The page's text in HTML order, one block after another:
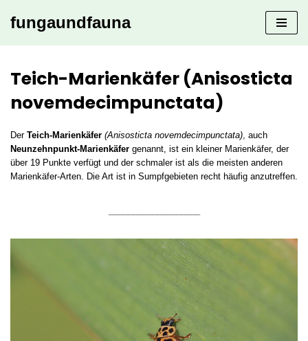
fungaundfauna
Teich-Marienkäfer (Anisosticta
novemdecimpunctata)
Der Teich-Marienkäfer (Anisosticta novemdecimpunctata), auch
Neunzehnpunkt-Marienkäfer genannt, ist ein kleiner Marienkäfer, der
über 19 Punkte verfügt und der schmaler ist als die meisten anderen
Marienkäfer-Arten. Die Art ist in Sumpfgebieten recht häufig anzutreffen.